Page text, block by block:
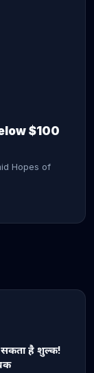
$100
Hopes of
है शुल्क!